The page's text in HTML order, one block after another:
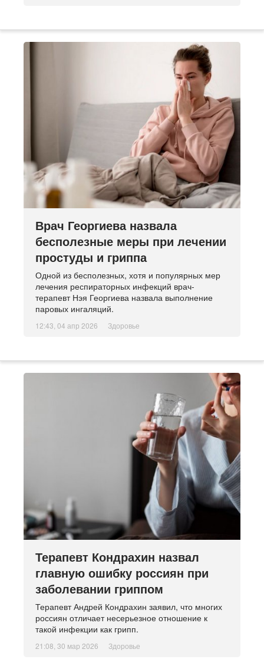
Врач Георгиева назвала
бесполезные меры при лечении
простуды и гриппа
Одной из бесполезных, хотя и популярных мер
лечения респираторных инфекций врач-
терапевт Нэя Георгиева назвала выполнение
паровых ингаляций.
12:43, 04 апр 2026 Здоровье
Терапевт Кондрахин назвал
главную ошибку россиян при
заболевании гриппом
Терапевт Андрей Кондрахин заявил, что многих
россиян отличает несерьезное отношение к
такой инфекции как грипп.
21:08, 30 мар 2026 Здоровье